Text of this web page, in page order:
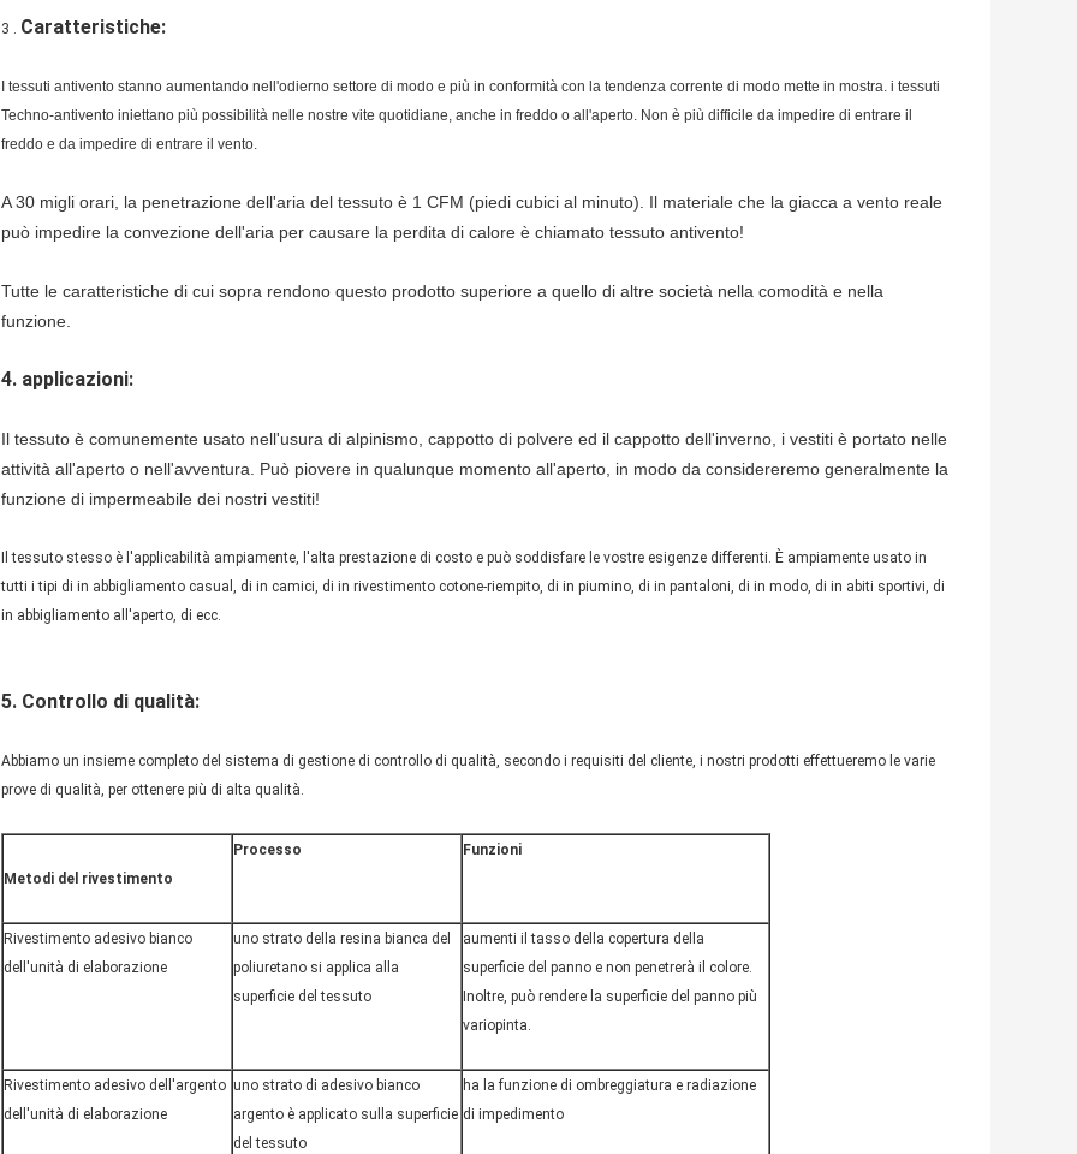
3 . Caratteristiche:
I tessuti antivento stanno aumentando nell'odierno settore di modo e più in conformità con la tendenza corrente di modo mette in mostra. i tessuti
Techno-antivento iniettano più possibilità nelle nostre vite quotidiane, anche in freddo o all'aperto. Non è più difficile da impedire di entrare il
freddo e da impedire di entrare il vento.
A 30 migli orari, la penetrazione dell'aria del tessuto è 1 CFM (piedi cubici al minuto). Il materiale che la giacca a vento reale
può impedire la convezione dell'aria per causare la perdita di calore è chiamato tessuto antivento!
Tutte le caratteristiche di cui sopra rendono questo prodotto superiore a quello di altre società nella comodità e nella
funzione.
4. applicazioni:
Il tessuto è comunemente usato nell'usura di alpinismo, cappotto di polvere ed il cappotto dell'inverno, i vestiti è portato nelle
attività all'aperto o nell'avventura. Può piovere in qualunque momento all'aperto, in modo da considereremo generalmente la
funzione di impermeabile dei nostri vestiti!
Il tessuto stesso è l'applicabilità ampiamente, l'alta prestazione di costo e può soddisfare le vostre esigenze differenti. È ampiamente usato in
tutti i tipi di in abbigliamento casual, di in camici, di in rivestimento cotone-riempito, di in piumino, di in pantaloni, di in modo, di in abiti sportivi, di
in abbigliamento all'aperto, di ecc.
5. Controllo di qualità:
Abbiamo un insieme completo del sistema di gestione di controllo di qualità, secondo i requisiti del cliente, i nostri prodotti effettueremo le varie
prove di qualità, per ottenere più di alta qualità.
Metodi del rivestimento
Processo Funzioni
Rivestimento adesivo bianco
dell'unità di elaborazione
uno strato della resina bianca del
poliuretano si applica alla
superficie del tessuto
aumenti il tasso della copertura della
superficie del panno e non penetrerà il colore.
Inoltre, può rendere la superficie del panno più
variopinta.
Rivestimento adesivo dell'argento
dell'unità di elaborazione
uno strato di adesivo bianco
argento è applicato sulla superficie
del tessuto
ha la funzione di ombreggiatura e radiazione
di impedimento